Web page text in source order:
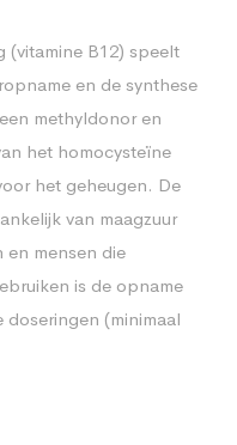
(vitamine B12) speelt
en de synthese
methyldonor en
het homocysteïne
het geheugen. De
van maagzuur
en mensen die
is de opname
(minimaal